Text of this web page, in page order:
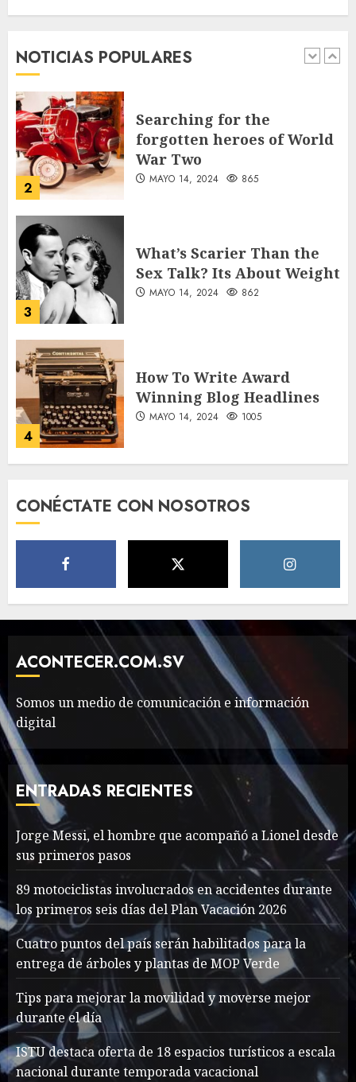
NOTICIAS POPULARES
1
que acompañó a Lionel
AGOSTO 8, 2026
2
Searching for the
forgotten heroes of World
War Two
MAYO 14, 2024 865
3
What’s Scarier Than the
Sex Talk? Its About Weight
MAYO 14, 2024 862
4
How To Write Award
Winning Blog Headlines
MAYO 14, 2024 1005
How Many of These Italian
MAYO 14, 2024 812
Need to Know About the
Classic Cars in a Retro
Movie?
MAYO 14, 2024 799
7
The full story of
Thailand’s extraordinary
cave rescue
MAYO 14, 2024 1005
1
Jorge Messi, el hombre
que acompañó a Lionel
desde sus primeros pasos
AGOSTO 8, 2026 53
2
Searching for the
forgotten heroes of World
War Two
MAYO 14, 2024 865
CONÉCTATE CON NOSOTROS
ACONTECER.COM.SV
Somos un medio de comunicación e información
digital
ENTRADAS RECIENTES
Jorge Messi, el hombre que acompañó a Lionel desde
sus primeros pasos
89 motociclistas involucrados en accidentes durante
los primeros seis días del Plan Vacación 2026
Cuatro puntos del país serán habilitados para la
entrega de árboles y plantas de MOP Verde
Tips para mejorar la movilidad y moverse mejor
durante el día
ISTU destaca oferta de 18 espacios turísticos a escala
nacional durante temporada vacacional